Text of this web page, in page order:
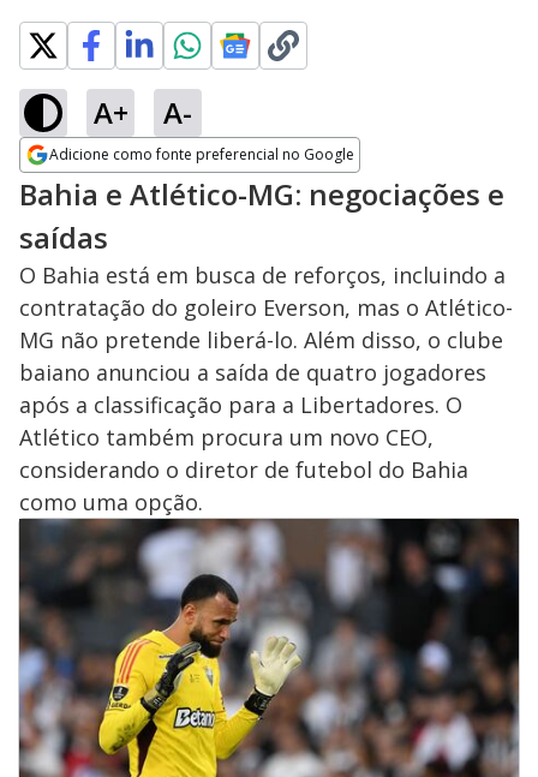
A+ A-
Adicione como fonte preferencial no Google
Opens in new window
Bahia e Atlético-MG: negociações e
saídas
O Bahia está em busca de reforços, incluindo a
contratação do goleiro Everson, mas o Atlético-
MG não pretende liberá-lo. Além disso, o clube
baiano anunciou a saída de quatro jogadores
após a classificação para a Libertadores. O
Atlético também procura um novo CEO,
considerando o diretor de futebol do Bahia
como uma opção.